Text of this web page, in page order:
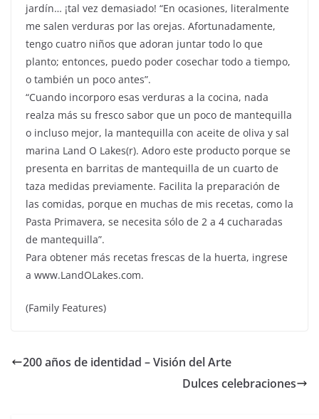
jardín… ¡tal vez demasiado! “En ocasiones, literalmente
me salen verduras por las orejas. Afortunadamente,
tengo cuatro niños que adoran juntar todo lo que
planto; entonces, puedo poder cosechar todo a tiempo,
o también un poco antes”.
“Cuando incorporo esas verduras a la cocina, nada
realza más su fresco sabor que un poco de mantequilla
o incluso mejor, la mantequilla con aceite de oliva y sal
marina Land O Lakes(r). Adoro este producto porque se
presenta en barritas de mantequilla de un cuarto de
taza medidas previamente. Facilita la preparación de
las comidas, porque en muchas de mis recetas, como la
Pasta Primavera, se necesita sólo de 2 a 4 cucharadas
de mantequilla”.
Para obtener más recetas frescas de la huerta, ingrese
a www.LandOLakes.com.
(Family Features)
200 años de identidad – Visión del Arte
Dulces celebraciones